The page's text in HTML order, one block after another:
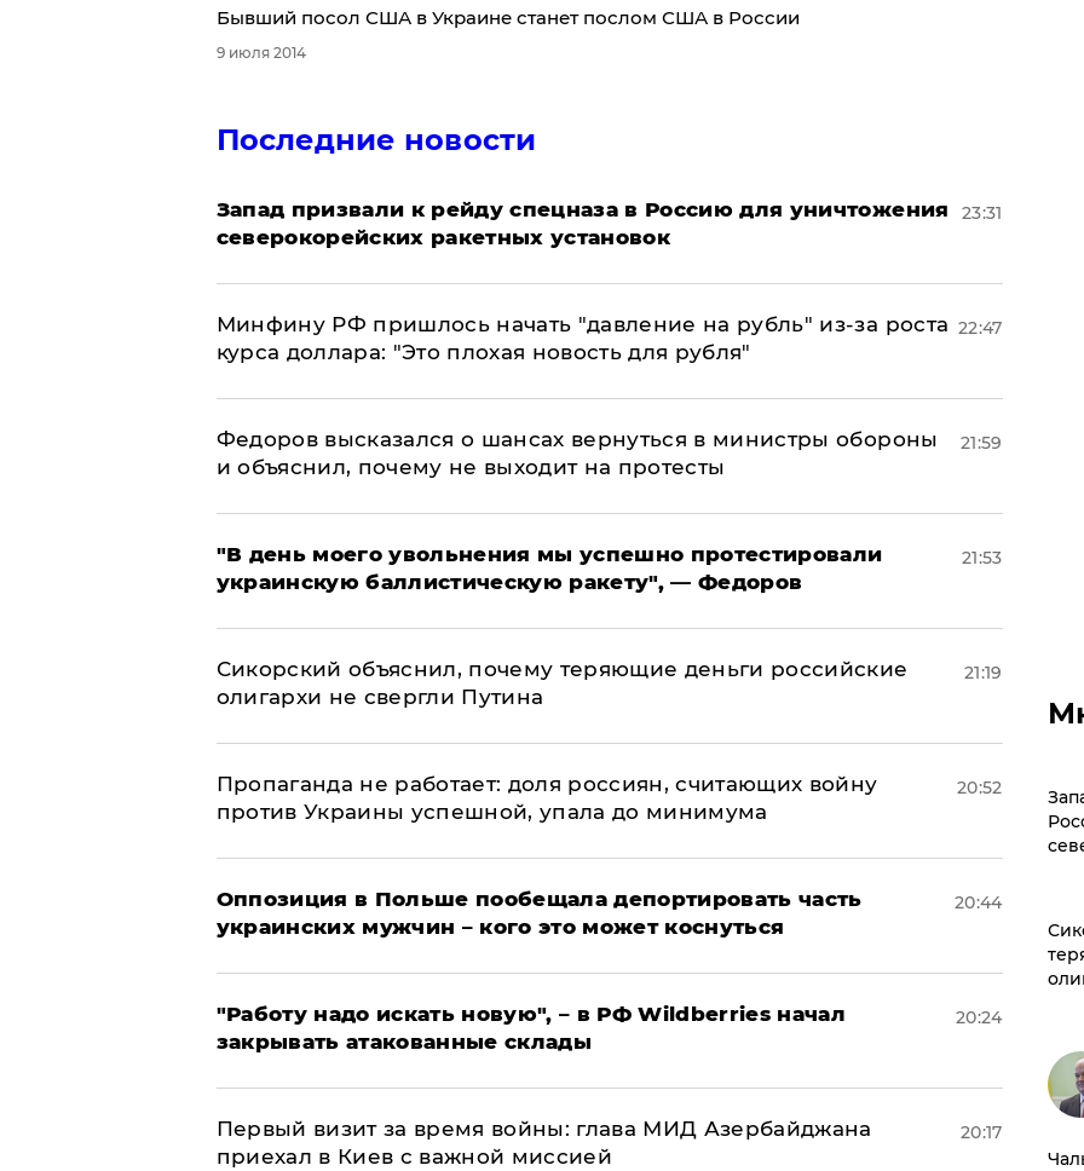
Бывший посол США в Украине станет послом США в России
9 июля 2014
Последние новости
Запад призвали к рейду спецназа в Россию для уничтожения
северокорейских ракетных установок
23:31
Минфину РФ пришлось начать "давление на рубль" из-за роста
курса доллара: "Это плохая новость для рубля"
22:47
Федоров высказался о шансах вернуться в министры обороны
и объяснил, почему не выходит на протесты
21:59
​"В день моего увольнения мы успешно протестировали
украинскую баллистическую ракету", — Федоров
21:53
Сикорский объяснил, почему теряющие деньги российские
олигархи не свергли Путина
21:19
​Пропаганда не работает: доля россиян, считающих войну
против Украины успешной, упала до минимума
20:52
Оппозиция в Польше пообещала депортировать часть
украинских мужчин – кого это может коснуться
20:44
"Работу надо искать новую", – в РФ Wildberries начал
закрывать атакованные склады
20:24
Первый визит за время войны: глава МИД Азербайджана
приехал в Киев с важной миссией
20:17